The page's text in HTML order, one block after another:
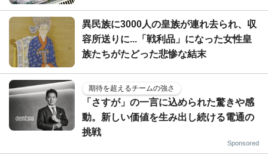
異民族に3000人の皇族が連れ去られ、収
容所送りに...「戦利品」になった女性皇
族たちがたどった悲惨な結末
期待を超えるチームの強さ
「さすが」の一言に込められた驚きや感
動。新しい価値を生み出し続ける電通の
挑戦
Sponsored